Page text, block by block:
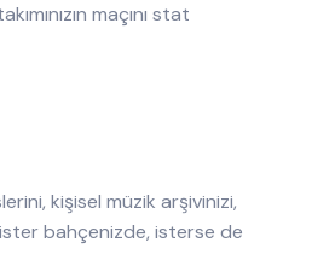
maçını stat
kişisel müzik arşivinizi,
bahçenizde, isterse de